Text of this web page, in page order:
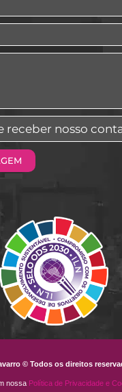
© Todos os direitos
nossaPolítica de Privacidade e